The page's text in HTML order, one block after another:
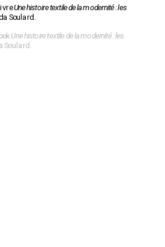
Une histoire textile de la modernité : les
Soulard.
Une histoire textile de la modernité : les
Soulard.